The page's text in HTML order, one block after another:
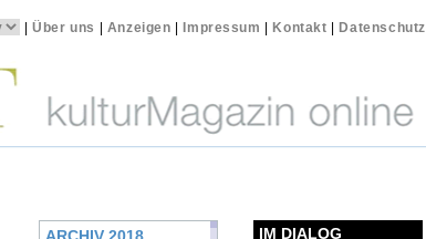
|Über uns Anzeigen Impressum Kontakt Datenschutz
IM DIALOG